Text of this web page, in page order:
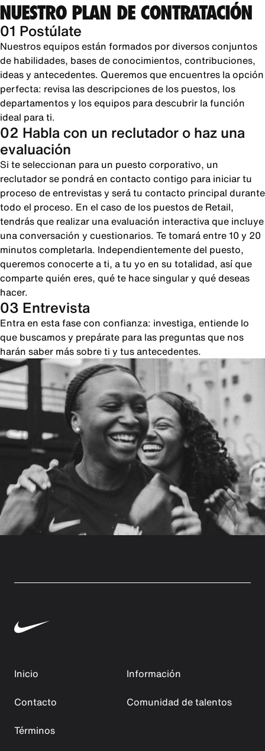
NUESTRO PLAN DE CONTRATACIÓN
01 Postúlate
Nuestros equipos están formados por diversos conjuntos
de habilidades, bases de conocimientos, contribuciones,
ideas y antecedentes. Queremos que encuentres la opción
perfecta: revisa las descripciones de los puestos, los
departamentos y los equipos para descubrir la función
ideal para ti.
02 Habla con un reclutador o haz una
evaluación
Si te seleccionan para un puesto corporativo, un
reclutador se pondrá en contacto contigo para iniciar tu
proceso de entrevistas y será tu contacto principal durante
todo el proceso. En el caso de los puestos de Retail,
tendrás que realizar una evaluación interactiva que incluye
una conversación y cuestionarios. Te tomará entre 10 y 20
minutos completarla. Independientemente del puesto,
queremos conocerte a ti, a tu yo en su totalidad, así que
comparte quién eres, qué te hace singular y qué deseas
hacer.
03 Entrevista
Entra en esta fase con confianza: investiga, entiende lo
que buscamos y prepárate para las preguntas que nos
harán saber más sobre ti y tus antecedentes.
Inicio
Información
Contacto
Comunidad de talentos
Términos